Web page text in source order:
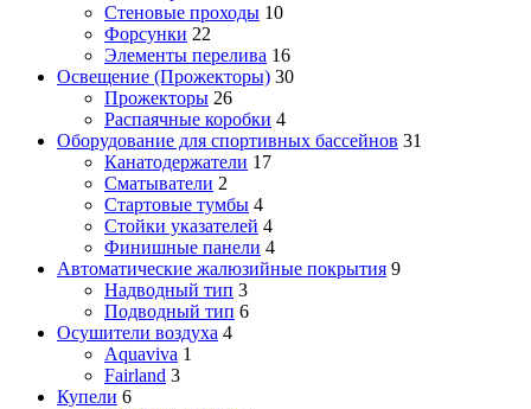
Стеновые проходы 10
Форсунки 22
Элементы перелива 16
Освещение (Прожекторы) 30
Прожекторы 26
Распаячные коробки 4
Оборудование для спортивных бассейнов 31
Канатодержатели 17
Сматыватели 2
Стартовые тумбы 4
Стойки указателей 4
Финишные панели 4
Автоматические жалюзийные покрытия 9
Надводный тип 3
Подводный тип 6
Осушители воздуха 4
Aquaviva 1
Fairland 3
Купели 6